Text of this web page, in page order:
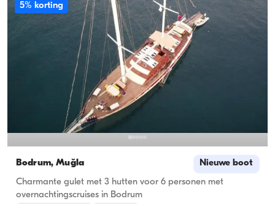
5% korting
Bodrum, Muğla Nieuwe boot
Charmante gulet met 3 hutten voor 6 personen met
overnachtingscruises in Bodrum